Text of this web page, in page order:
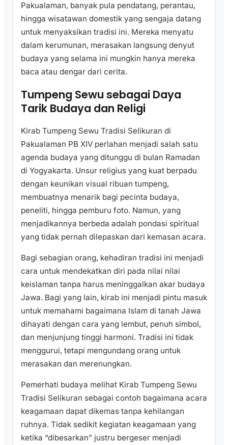
Pakualaman, banyak pula pendatang, perantau,
hingga wisatawan domestik yang sengaja datang
untuk menyaksikan tradisi ini. Mereka menyatu
dalam kerumunan, merasakan langsung denyut
budaya yang selama ini mungkin hanya mereka
baca atau dengar dari cerita.
Tumpeng Sewu sebagai Daya
Tarik Budaya dan Religi
Kirab Tumpeng Sewu Tradisi Selikuran di
Pakualaman PB XIV perlahan menjadi salah satu
agenda budaya yang ditunggu di bulan Ramadan
di Yogyakarta. Unsur religius yang kuat berpadu
dengan keunikan visual ribuan tumpeng,
membuatnya menarik bagi pecinta budaya,
peneliti, hingga pemburu foto. Namun, yang
menjadikannya berbeda adalah pondasi spiritual
yang tidak pernah dilepaskan dari kemasan acara.
Bagi sebagian orang, kehadiran tradisi ini menjadi
cara untuk mendekatkan diri pada nilai nilai
keislaman tanpa harus meninggalkan akar budaya
Jawa. Bagi yang lain, kirab ini menjadi pintu masuk
untuk memahami bagaimana Islam di tanah Jawa
dihayati dengan cara yang lembut, penuh simbol,
dan menjunjung tinggi harmoni. Tradisi ini tidak
menggurui, tetapi mengundang orang untuk
merasakan dan merenungkan.
Pemerhati budaya melihat Kirab Tumpeng Sewu
Tradisi Selikuran sebagai contoh bagaimana acara
keagamaan dapat dikemas tanpa kehilangan
ruhnya. Tidak sedikit kegiatan keagamaan yang
ketika “dibesarkan” justru bergeser menjadi